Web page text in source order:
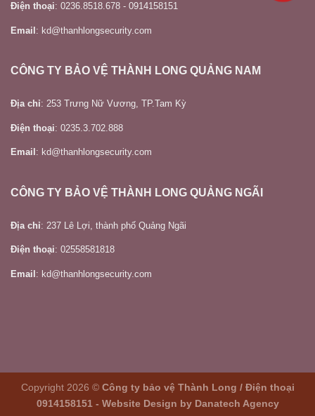
Điện thoại: 0236.8518.678 - 0914158151
Email: kd@thanhlongsecurity.com
CÔNG TY BẢO VỆ THÀNH LONG QUẢNG NAM
Địa chỉ: 253 Trưng Nữ Vương, TP.Tam Kỳ
Điện thoại: 0235.3.702.888
Email : kd@thanhlongsecurity.com
CÔNG TY BẢO VỆ THÀNH LONG QUẢNG NGÃI
Địa chỉ: 237 Lê Lợi, thành phố Quảng Ngãi
Điện thoại: 02558581818
Email : kd@thanhlongsecurity.com
Copyright 2026 © Công ty bảo vệ Thành Long / Điện thoại
0914158151 - Website Design by Danatech Agency